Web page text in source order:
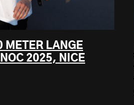
METER LANGE
2025, NICE